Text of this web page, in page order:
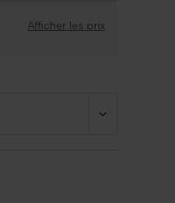
Afficher les prix